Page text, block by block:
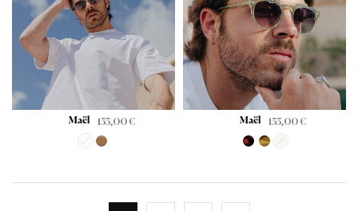
Maël 155,00€ Maël 155,00€